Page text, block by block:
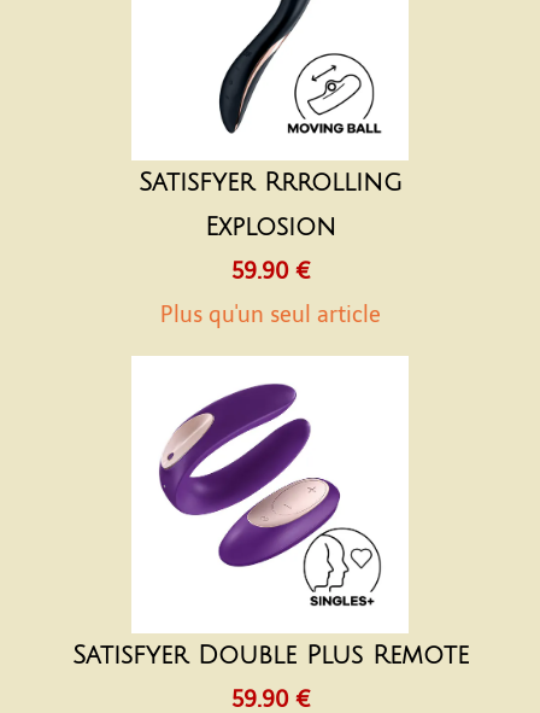
Satisfyer Rrrolling
Explosion
59.90 €
Plus qu'un seul article
Satisfyer Double Plus Remote
59.90 €